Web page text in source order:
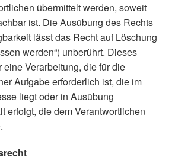
übermittelt werden, soweit
ist. Die Ausübung des Rechts
lässt das Recht auf Löschung
werden“) unberührt. Dieses
eine Verarbeitung, die für die
Aufgabe erforderlich ist, die im
liegt oder in Ausübung
erfolgt, die dem Verantwortlichen